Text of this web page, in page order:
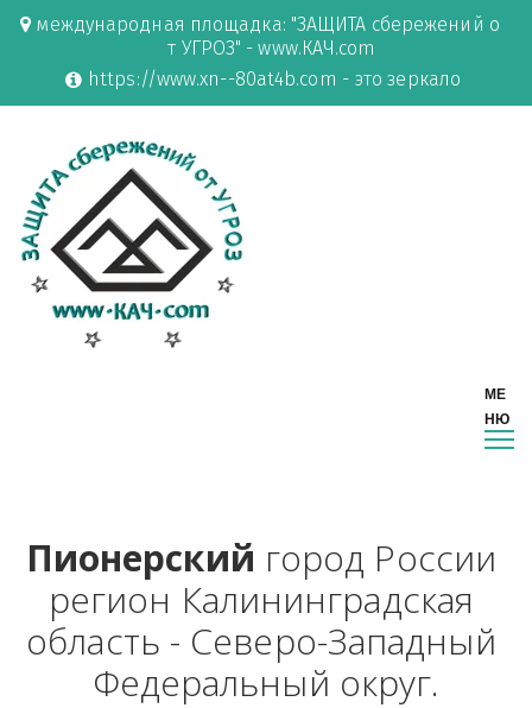
международная площадка: "ЗАЩИТА сбережений о
т УГРОЗ" - www.КАЧ.com
https://www.xn--80at4b.com - это зеркало
Пионерский город России
регион Калининградская
область - Северо-Западный
Федеральный округ.